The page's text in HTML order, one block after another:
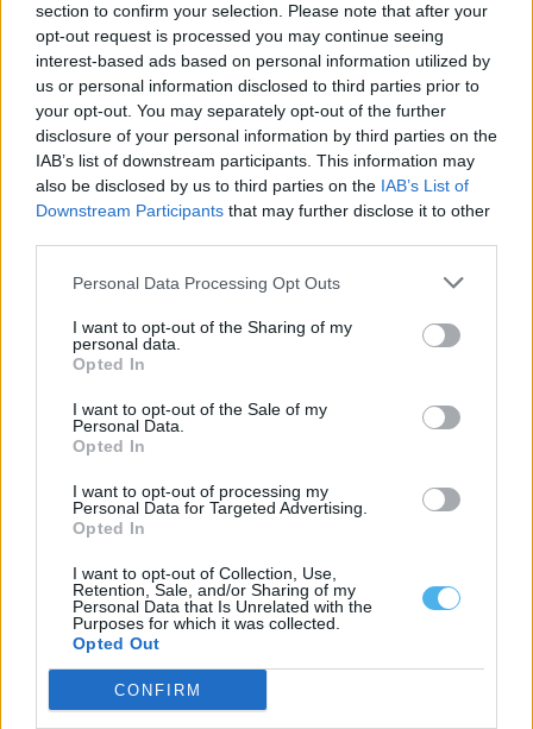
section to confirm your selection. Please note that after your
opt-out request is processed you may continue seeing
interest-based ads based on personal information utilized by
us or personal information disclosed to third parties prior to
your opt-out. You may separately opt-out of the further
disclosure of your personal information by third parties on the
IAB’s list of downstream participants. This information may
also be disclosed by us to third parties on the IAB’s List of
Downstream Participants that may further disclose it to other
Personal Data Processing Opt Outs
I want to opt-out of the Sharing of my
personal data.
Opted In
I want to opt-out of the Sale of my
Personal Data.
Opted In
I want to opt-out of processing my
Personal Data for Targeted Advertising.
Opted In
I want to opt-out of Collection, Use,
Retention, Sale, and/or Sharing of my
Personal Data that Is Unrelated with the
Purposes for which it was collected.
Opted Out
CONFIRM
Noites do Jardim 2026 levam espetáculos a Mourão, Luz e
Mourão, com quatro espetáculos...
Grândola: Rua de Azinheira dos Barros vai ser repavimentada e
ganhar novos passeios
O Município de Grândola abriu um concurso público, com um
preço base de 145.538,58...